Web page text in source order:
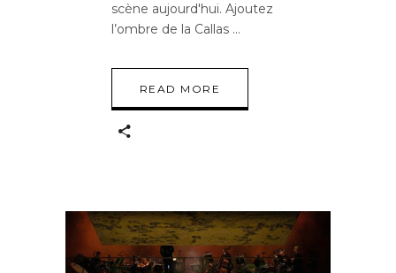
scène aujourd'hui. Ajoutez
l’ombre de la Callas
READ MORE